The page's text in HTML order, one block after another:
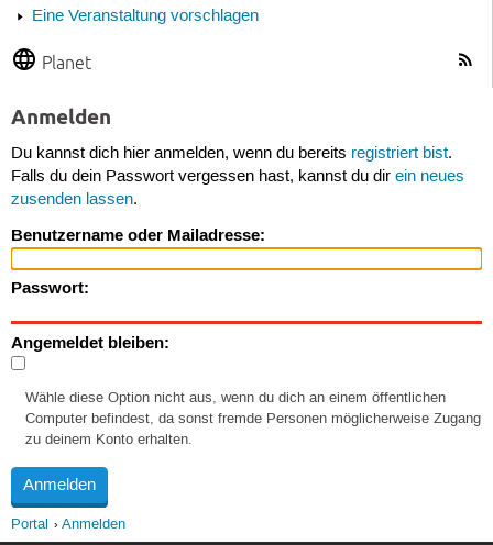
Eine Veranstaltung vorschlagen
Planet
Anmelden
Du kannst dich hier anmelden, wenn du bereits registriert bist.
Falls du dein Passwort vergessen hast, kannst du dir ein neues
zusenden lassen.
Benutzername oder Mailadresse:
Passwort:
Angemeldet bleiben:
Wähle diese Option nicht aus, wenn du dich an einem öffentlichen
Computer befindest, da sonst fremde Personen möglicherweise Zugang
zu deinem Konto erhalten.
Portal Anmelden